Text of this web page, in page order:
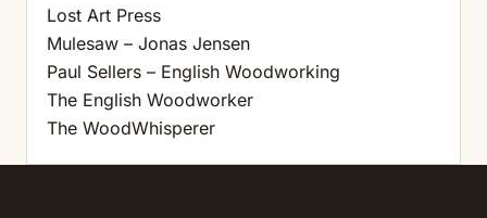
Lost Art Press
Mulesaw – Jonas Jensen
Paul Sellers – English Woodworking
The English Woodworker
The WoodWhisperer